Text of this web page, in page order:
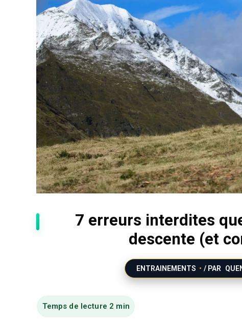
7 erreurs interdites
descente (et
ENTRAINEMENTS / PAR